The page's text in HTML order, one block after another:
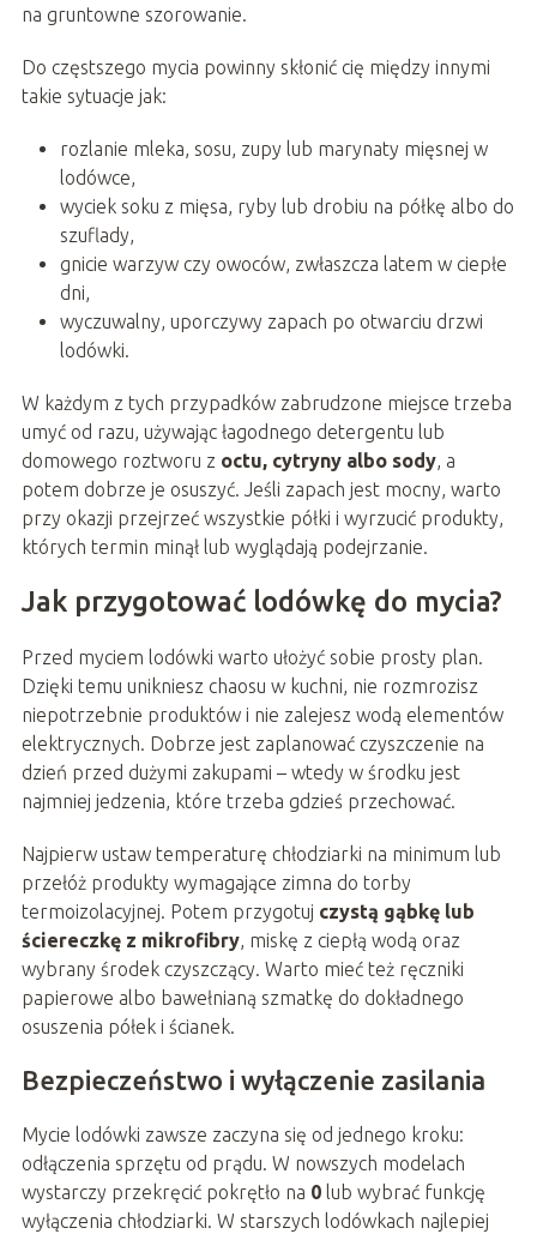
na gruntowne szorowanie.
Do częstszego mycia powinny skłonić cię między innymi
takie sytuacje jak:
rozlanie mleka, sosu, zupy lub marynaty mięsnej w
lodówce,
wyciek soku z mięsa, ryby lub drobiu na półkę albo do
szuflady,
gnicie warzyw czy owoców, zwłaszcza latem w ciepłe
dni,
wyczuwalny, uporczywy zapach po otwarciu drzwi
lodówki.
W każdym z tych przypadków zabrudzone miejsce trzeba
umyć od razu, używając łagodnego detergentu lub
domowego roztworu z octu, cytryny albo sody, a
potem dobrze je osuszyć. Jeśli zapach jest mocny, warto
przy okazji przejrzeć wszystkie półki i wyrzucić produkty,
których termin minął lub wyglądają podejrzanie.
Jak przygotować lodówkę do mycia?
Przed myciem lodówki warto ułożyć sobie prosty plan.
Dzięki temu unikniesz chaosu w kuchni, nie rozmrozisz
niepotrzebnie produktów i nie zalejesz wodą elementów
elektrycznych. Dobrze jest zaplanować czyszczenie na
dzień przed dużymi zakupami – wtedy w środku jest
najmniej jedzenia, które trzeba gdzieś przechować.
Najpierw ustaw temperaturę chłodziarki na minimum lub
przełóż produkty wymagające zimna do torby
termoizolacyjnej. Potem przygotuj czystą gąbkę lub
ściereczkę z mikrofibry, miskę z ciepłą wodą oraz
wybrany środek czyszczący. Warto mieć też ręczniki
papierowe albo bawełnianą szmatkę do dokładnego
osuszenia półek i ścianek.
Bezpieczeństwo i wyłączenie zasilania
Mycie lodówki zawsze zaczyna się od jednego kroku:
odłączenia sprzętu od prądu. W nowszych modelach
wystarczy przekręcić pokrętło na 0lub wybrać funkcję
wyłączenia chłodziarki. W starszych lodówkach najlepiej